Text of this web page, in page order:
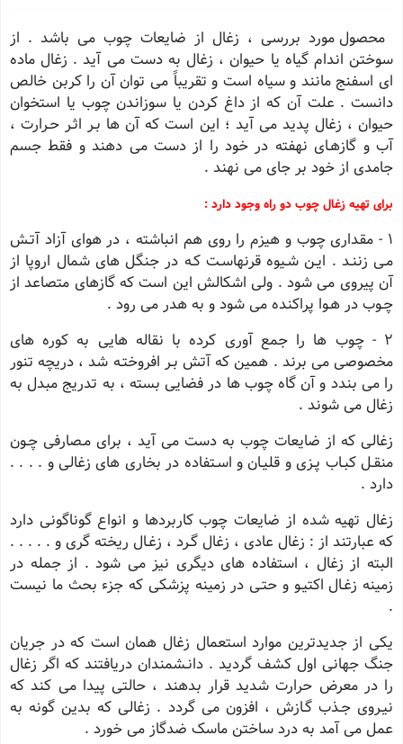
محصول مورد بررسی ، زغال از ضایعات چوب می باشد . از
سوختن اندام گیاه یا حیوان ، زغال به دست می آید . زغال ماده
ای اسفنج مانند و سیاه است و تقریباً می توان آن را کربن خالص
دانست . علت آن که از داغ کردن یا سوزاندن چوب یا استخوان
حیوان ، زغال پدید می آید ؛ این است که آن ها بـر اثـر حـرارت ،
آب و گازهـای نهفته در خود را از دست می دهند و فقط جسم
جامدی از خود بر جای می نهند .
برای تهیه زغال چوب دو راه وجود دارد :
1 - مقداری چوب و هیزم را روی هم انباشته ، در هوای آزاد آتـش
مـی زننـد . ایـن شـیوه قرنهاسـت کـه در جنگل های شمال اروپا از
آن پیروی می شود . ولی اشکالش این است که گازهای متصاعد از
چـوب در هـوا پراکنده می شود و به هدر می رود .
2 - چوب ها را جمع آوری کرده با نقاله هایی به کوره های
مخصوصی می برند . همین که آتش بـر افروختـه شد ، دریچه تنور
را می بندد و آن گاه چوب ها در فضایی بسته ، به تدریج مبدل به
زغال می شوند .
زغالی که از ضایعات چوب به دست می آید ، برای مـصارفی چـون
منقـل کبـاب پـزی و قلیـان و اسـتفاده در بخاری های زغالی و . . . .
دارد .
زغال تهیه شده از ضایعات چوب کاربردها و انواع گوناگونی دارد
که عبارتند از : زغال عادی ، زغال گـرد ، زغـال ریخته گری و . . . . .
البته از زغال ، استفاده های دیگری نیز می شود . از جمله در
زمینه زغـال اکتیـو و حتـی در زمینه پزشکی که جزء بحث ما نیست
.
یکی از جدیدترین موارد استعمال زغال همان است که در جریان
جنگ جهانی اول کشف گردید . دانـشمندان دریافتند که اگر زغال
را در معرض حرارت شدید قرار بدهند ، حالتی پیدا می کند که
نیـروی جـذب گـازش ، افزون می گردد . زغالی که بدین گونه به
عمل می آمد به درد ساختن ماسک ضدگاز می خورد .